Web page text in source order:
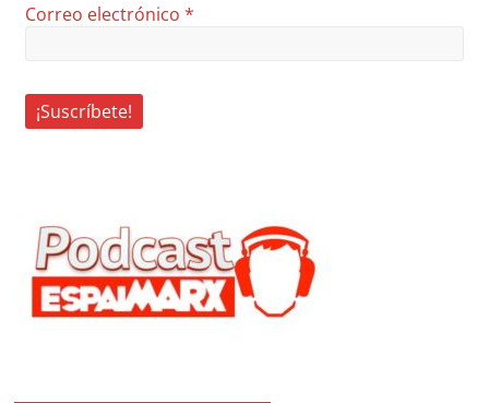
Correo electrónico*